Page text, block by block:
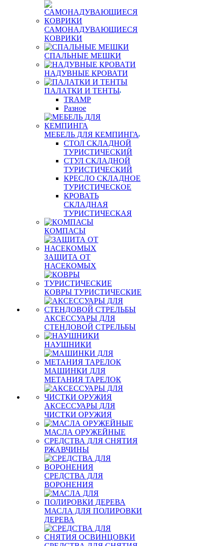
САМОНАДУВАЮЩИЕСЯ
КОВРИКИ
СПАЛЬНЫЕ МЕШКИ
НАДУВНЫЕ КРОВАТИ
ПАЛАТКИ И ТЕНТЫ
TRAMP
Разное
МЕБЕЛЬ ДЛЯ КЕМПИНГА
СТОЛ СКЛАДНОЙ
ТУРИСТИЧЕСКИЙ
СТУЛ СКЛАДНОЙ
ТУРИСТИЧЕСКИЙ
КРЕСЛО СКЛАДНОЕ
ТУРИСТИЧЕСКОЕ
КРОВАТЬ
СКЛАДНАЯ
ТУРИСТИЧЕСКАЯ
КОМПАСЫ
ЗАЩИТА ОТ
НАСЕКОМЫХ
КОВРЫ ТУРИСТИЧЕСКИЕ
АКСЕССУАРЫ ДЛЯ
СТЕНДОВОЙ СТРЕЛЬБЫ
НАУШНИКИ
МАШИНКИ ДЛЯ
МЕТАНИЯ ТАРЕЛОК
АКСЕССУАРЫ ДЛЯ
ЧИСТКИ ОРУЖИЯ
МАСЛА ОРУЖЕЙНЫЕ
СРЕДСТВА ДЛЯ СНЯТИЯ
РЖАВЧИНЫ
СРЕДСТВА ДЛЯ
ВОРОНЕНИЯ
МАСЛА ДЛЯ ПОЛИРОВКИ
ДЕРЕВА